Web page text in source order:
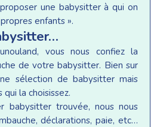
une babysitter à qui on
enfants ».
vous nous confiez la
de votre babysitter. Bien sur
sélection de babysitter mais
qui la choisissez.
babysitter trouvée, nous nous
déclarations, paie, etc…